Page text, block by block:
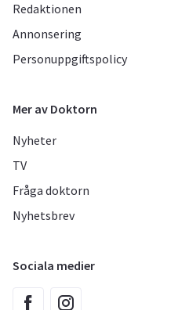
Redaktionen
Annonsering
Personuppgiftspolicy
Mer av Doktorn
Nyheter
TV
Fråga doktorn
Nyhetsbrev
Sociala medier